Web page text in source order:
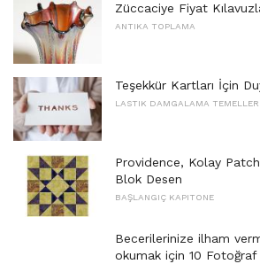
Züccaciye Fiyat
ANTIKA TOPLAMA
Teşekkür Kartları İçin
LASTIK DAMGALAMA TEMELLERI
Providence, Kolay
Blok Desen
BAŞLANGIÇ ​​KAPITONE
Becerilerinize ilham
okumak için 10 Fotoğraf